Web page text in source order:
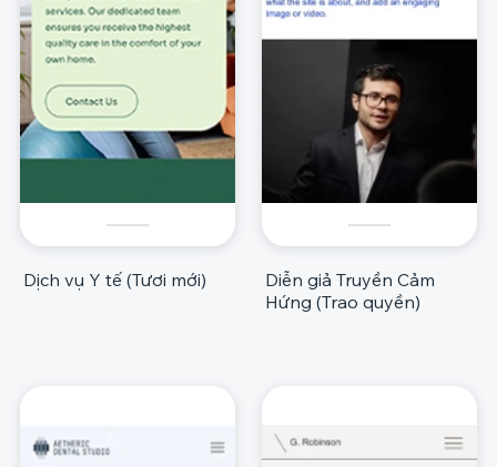
Dịch vụ Y tế (Tươi mới)
Diễn giả Truyền Cảm
Hứng (Trao quyền)